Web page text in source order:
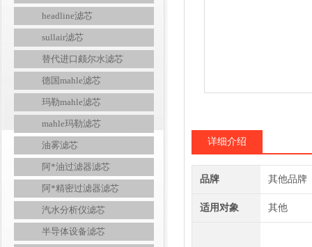
headline滤芯
sullair滤芯
替代进口颇尔水滤芯
德国mahle滤芯
玛勒mahle滤芯
mahle玛勒滤芯
油雾滤芯
阿*油过滤器滤芯
阿*精密过滤器滤芯
汽水分析仪滤芯
半导体设备滤芯
详细介绍
品牌 其他品牌
适用对象 其他